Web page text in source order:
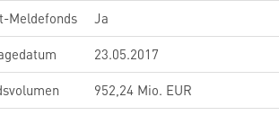
Meldefonds
Ja
23.05.2017
952,24 Mio. EUR